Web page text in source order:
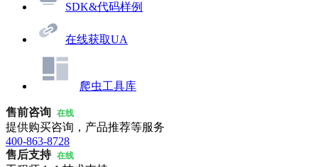
SDK&代码样例
在线获取UA
爬虫工具库
售前咨询 在线
提供购买咨询，产品推荐等服务
400-863-8728
售后支持 在线